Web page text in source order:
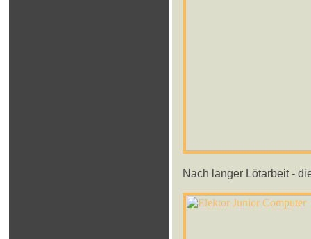
Nach langer Lötarbeit -